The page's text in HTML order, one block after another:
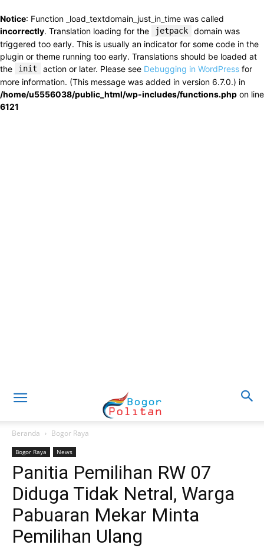
Notice: Function _load_textdomain_just_in_time was called
incorrectly. Translation loading for the jetpack
domain was
triggered too early. This is usually an indicator for some code in the
plugin or theme running too early. Translations should be loaded at
the
init action or later. Please see Debugging in WordPress for
more information. (This message was added in version 6.7.0.) in
/home/u5556038/public_html/wp-includes/functions.php on line
6121
Beranda Bogor Raya
Bogor Raya News
Panitia Pemilihan RW 07
Diduga Tidak Netral, Warga
Pabuaran Mekar Minta
Pemilihan Ulang